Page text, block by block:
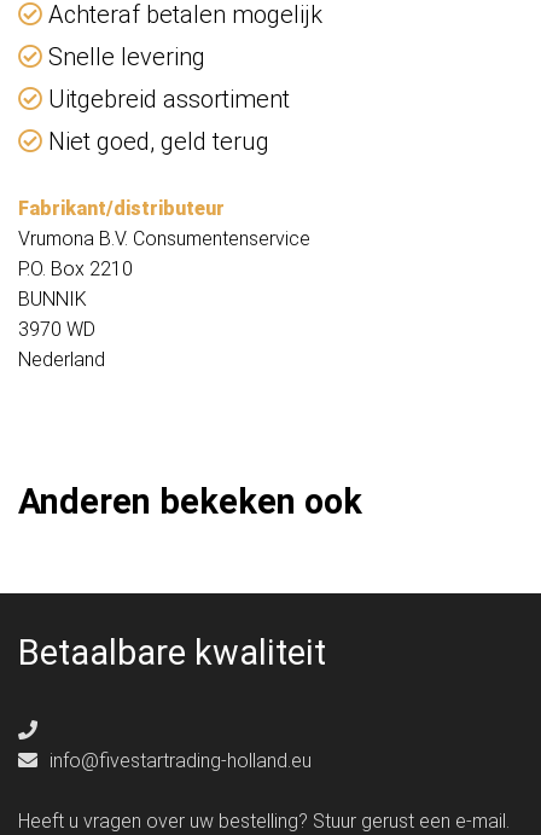
Achteraf betalen mogelijk
Snelle levering
Uitgebreid assortiment
Niet goed, geld terug
Fabrikant/distributeur
Vrumona B.V. Consumentenservice
P.O. Box 2210
BUNNIK
3970 WD
Nederland
Anderen bekeken ook
Betaalbare kwaliteit
info@fivestartrading-holland.eu
Heeft u vragen over uw bestelling? Stuur gerust een e-mail.